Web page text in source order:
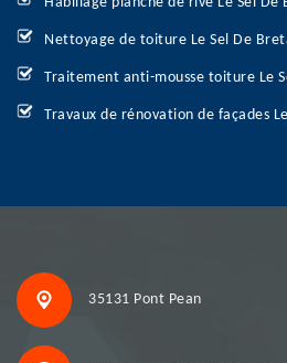
Nettoyage de toiture Le Sel De
Traitement anti-mousse toiture Le
Travaux de rénovation de façades
35131 Pont Pean